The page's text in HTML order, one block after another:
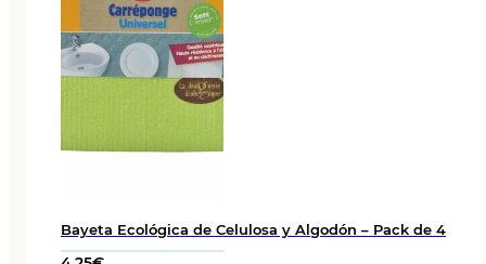
Bayeta Ecológica de Celulosa y Algodón – Pack de 4